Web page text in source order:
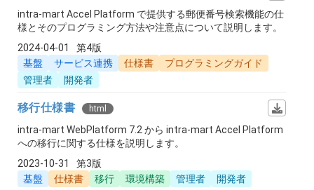
intra-mart Accel Platform で提供する郵便番号検索機能の仕
様とそのプログラミング方法や注意点について説明します。
2024-04-01
第4版
基盤
サービス連携 仕様書
プログラミングガイド
管理者
開発者
移行仕様書 html
intra-mart WebPlatform 7.2 から intra-mart Accel Platform
への移行に関する仕様を説明します。
2023-10-31
第3版
基盤
仕様書 移行 環境構築 管理者 開発者